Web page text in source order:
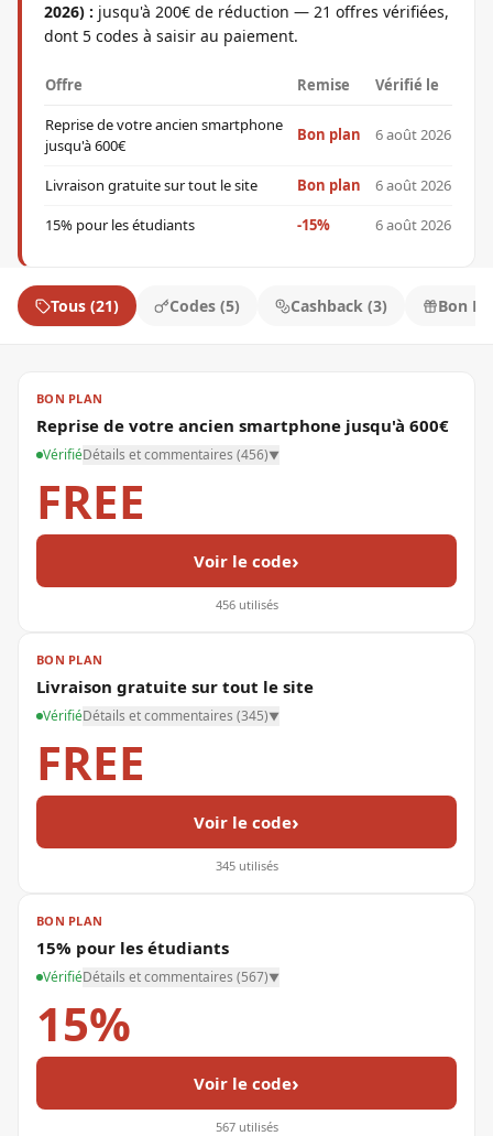
2026) : jusqu'à 200€ de réduction — 21 offres vérifiées,
dont 5 codes à saisir au paiement.
Offre Remise
Vérifié le
Reprise de votre ancien smartphone
jusqu'à 600€
Bon plan 6 août 2026
Livraison gratuite sur tout le site Bon plan
6 août 2026
15% pour les étudiants
-15% 6 août 2026
Tous (21) Codes (5) Cashback (3) Bon
FREE
BON PLAN
Reprise de votre ancien smartphone jusqu'à 600€
VérifiéDétails et commentaires (456)▼
Voir le code›
456utilisés
FREE
BON PLAN
Livraison gratuite sur tout le site
VérifiéDétails et commentaires (345)▼
Voir le code›
345utilisés
15%
BON PLAN
15% pour les étudiants
VérifiéDétails et commentaires (567)▼
Voir le code›
567utilisés